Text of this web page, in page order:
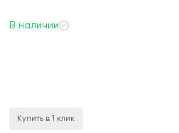
В наличии
Купить в 1 клик